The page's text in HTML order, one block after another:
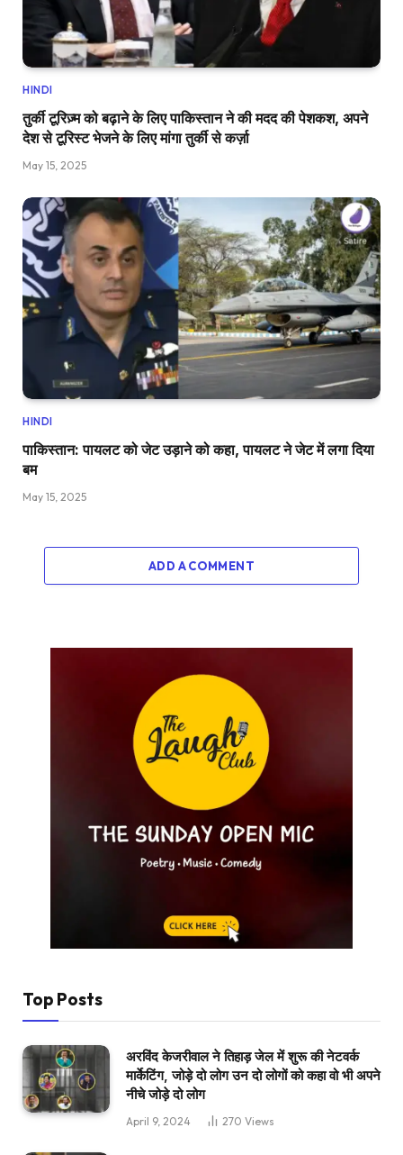
HINDI
तुर्की टूरिज़्म को बढ़ाने के लिए पाकिस्तान ने की मदद की पेशकश, अपने
देश से टूरिस्ट भेजने के लिए मांगा तुर्की से कर्ज़ा
May 15, 2025
HINDI
पाकिस्तान: पायलट को जेट उड़ाने को कहा, पायलट ने जेट में लगा दिया
बम
May 15, 2025
ADD A COMMENT
Top Posts
अरविंद केजरीवाल ने तिहाड़ जेल में शुरू की नेटवर्क
मार्केटिंग, जोड़े दो लोग उन दो लोगों को कहा वो भी अपने
नीचे जोड़े दो लोग
April 9, 2024 270 Views